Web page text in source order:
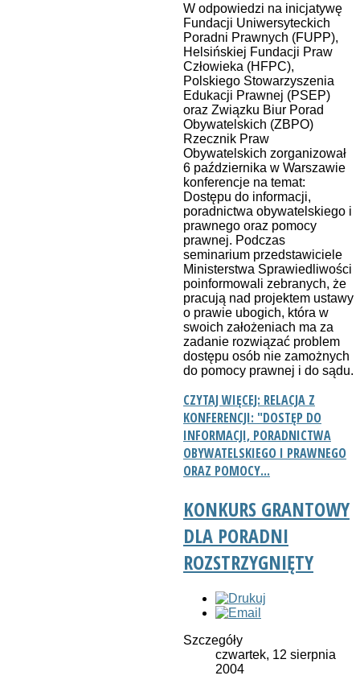
W odpowiedzi na inicjatywę
Fundacji Uniwersyteckich
Poradni Prawnych (FUPP),
Helsińskiej Fundacji Praw
Człowieka (HFPC),
Polskiego Stowarzyszenia
Edukacji Prawnej (PSEP)
oraz Związku Biur Porad
Obywatelskich (ZBPO)
Rzecznik Praw
Obywatelskich zorganizował
6 października w Warszawie
konferencje na temat:
Dostępu do informacji,
poradnictwa obywatelskiego i
prawnego oraz pomocy
prawnej. Podczas
seminarium przedstawiciele
Ministerstwa Sprawiedliwości
poinformowali zebranych, że
pracują nad projektem ustawy
o prawie ubogich, która w
swoich założeniach ma za
zadanie rozwiązać problem
dostępu osób nie zamożnych
do pomocy prawnej i do sądu.
CZYTAJ WIĘCEJ: RELACJA Z
KONFERENCJI: "DOSTĘP DO
INFORMACJI, PORADNICTWA
OBYWATELSKIEGO I PRAWNEGO
ORAZ POMOCY...
KONKURS GRANTOWY
DLA PORADNI
ROZSTRZYGNIĘTY
Szczegóły
czwartek, 12 sierpnia
2004